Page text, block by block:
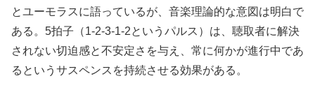
とユーモラスに語っているが、音楽理論的な意図は明白で
ある。5拍子（1-2-3-1-2というパルス）は、聴取者に解決
されない切迫感と不安定さを与え、常に何かが進行中であ
るというサスペンスを持続させる効果がある。